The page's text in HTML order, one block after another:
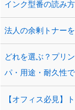
インク型番の読み
法人の余剰トナー
どれを選ぶ？プリ
パ・用途・耐久性
【オフィス必見】